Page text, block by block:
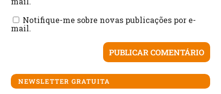
Notifique-me sobre novas publicações por e-
mail.
NEWSLETTER GRATUITA